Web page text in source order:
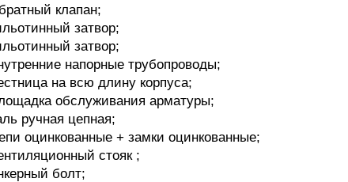
клапан;
затвор;
затвор;
напорные трубопроводы;
на всю длину корпуса;
обслуживания арматуры;
ручная цепная;
оцинкованные + замки оцинкованные;
стояк ;
болт;